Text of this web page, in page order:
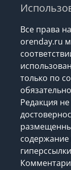
Все права
orenday.ru
только по
Редакция не
содержание